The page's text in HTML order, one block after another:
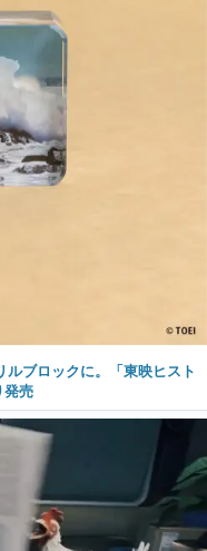
ルブロックに。「東映ヒスト
発売